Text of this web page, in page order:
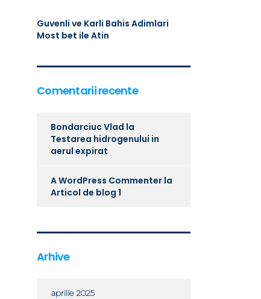
Guvenli ve Karli Bahis Adimlari
Most bet ile Atin
Comentarii recente
Bondarciuc Vlad la
Testarea hidrogenului in
aerul expirat
A WordPress Commenter la
Articol de blog 1
Arhive
aprilie 2025